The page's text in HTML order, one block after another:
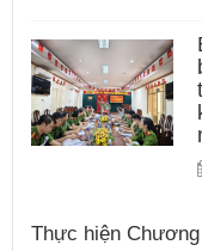
Thực hiện